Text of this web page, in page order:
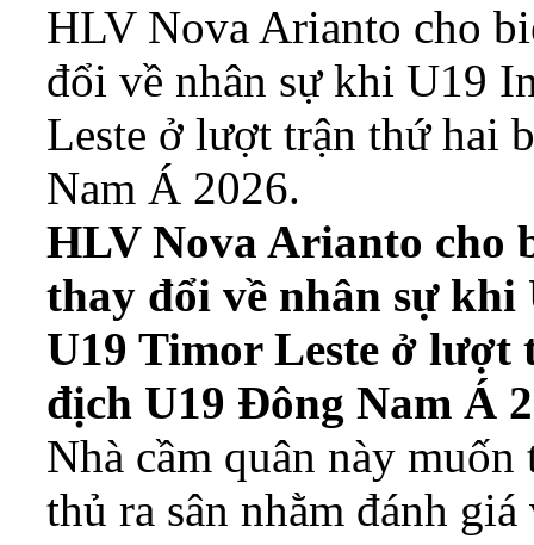
HLV Nova Arianto cho
đổi về nhân sự khi U19
Leste ở lượt trận thứ hai
Nam Á 2026.
HLV Nova Arianto cho
thay đổi về nhân sự khi
U19 Timor Leste ở
địch U19 Đông Nam Á
Nhà cầm quân này
thủ ra sân nhằm đánh